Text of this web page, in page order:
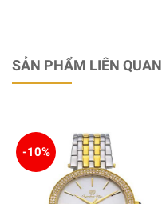
SẢN PHẨM LIÊN QUAN
-10%